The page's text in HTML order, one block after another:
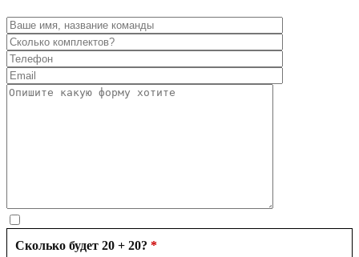
Сколько будет 20 + 20? *